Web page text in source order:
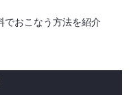
でおこなう方法を紹介